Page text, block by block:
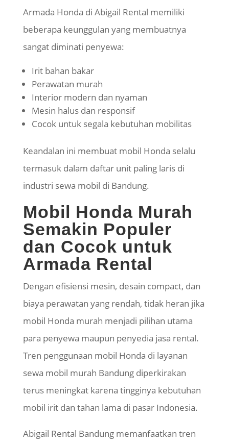
Armada Honda di Abigail Rental memiliki
beberapa keunggulan yang membuatnya
sangat diminati penyewa:
Irit bahan bakar
Perawatan murah
Interior modern dan nyaman
Mesin halus dan responsif
Cocok untuk segala kebutuhan mobilitas
Keandalan ini membuat mobil Honda selalu
termasuk dalam daftar unit paling laris di
industri sewa mobil di Bandung.
Mobil Honda Murah
Semakin Populer
dan Cocok untuk
Armada Rental
Dengan efisiensi mesin, desain compact, dan
biaya perawatan yang rendah, tidak heran jika
mobil Honda murah menjadi pilihan utama
para penyewa maupun penyedia jasa rental.
Tren penggunaan mobil Honda di layanan
sewa mobil murah Bandung diperkirakan
terus meningkat karena tingginya kebutuhan
mobil irit dan tahan lama di pasar Indonesia.
Abigail Rental Bandung memanfaatkan tren